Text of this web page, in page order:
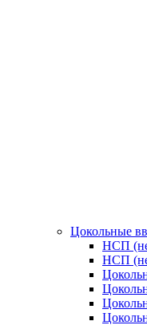
Цокольные
НСП
НСП